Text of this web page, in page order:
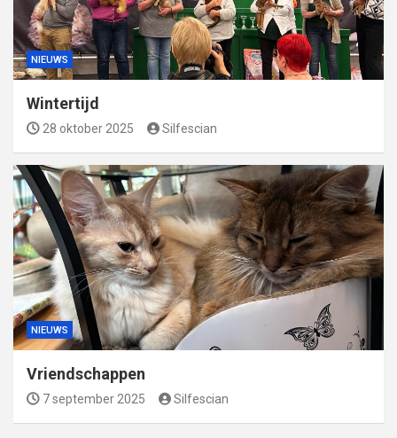
NIEUWS
Wintertijd
28 oktober 2025 Silfescian
NIEUWS
Vriendschappen
7 september 2025 Silfescian